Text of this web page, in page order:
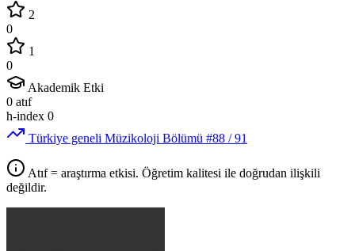
2
0
1
0
Akademik Etki
0 atıf
h-index 0
Türkiye geneli Müzikoloji Bölümü #88 / 91
Atıf = araştırma etkisi. Öğretim kalitesi ile doğrudan ilişkili
değildir.